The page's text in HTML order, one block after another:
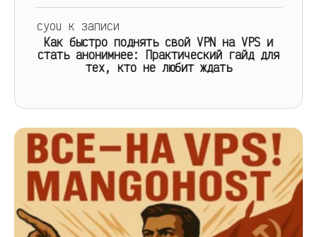
cyou к записи
Как быстро поднять свой VPN на VPS и
стать анонимнее: Практический гайд для
тех, кто не любит ждать